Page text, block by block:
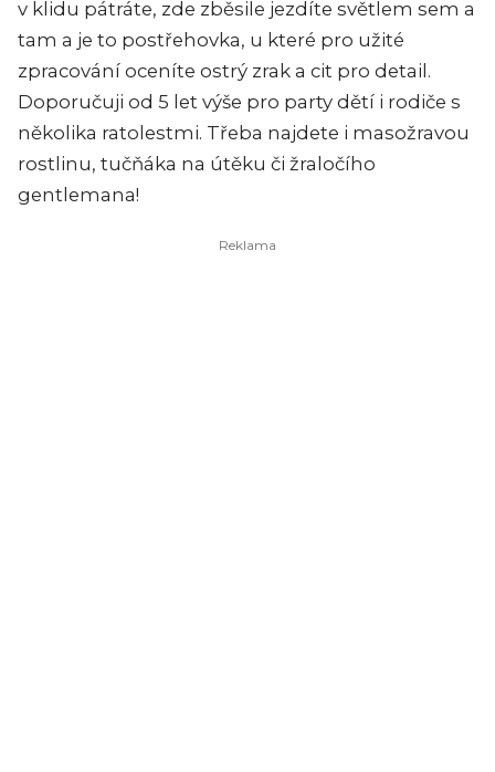
v klidu pátráte, zde zběsile jezdíte světlem sem a
tam a je to postřehovka, u které pro užité
zpracování oceníte ostrý zrak a cit pro detail.
Doporučuji od 5 let výše pro party dětí i rodiče s
několika ratolestmi. Třeba najdete i masožravou
rostlinu, tučňáka na útěku či žraločího
gentlemana!